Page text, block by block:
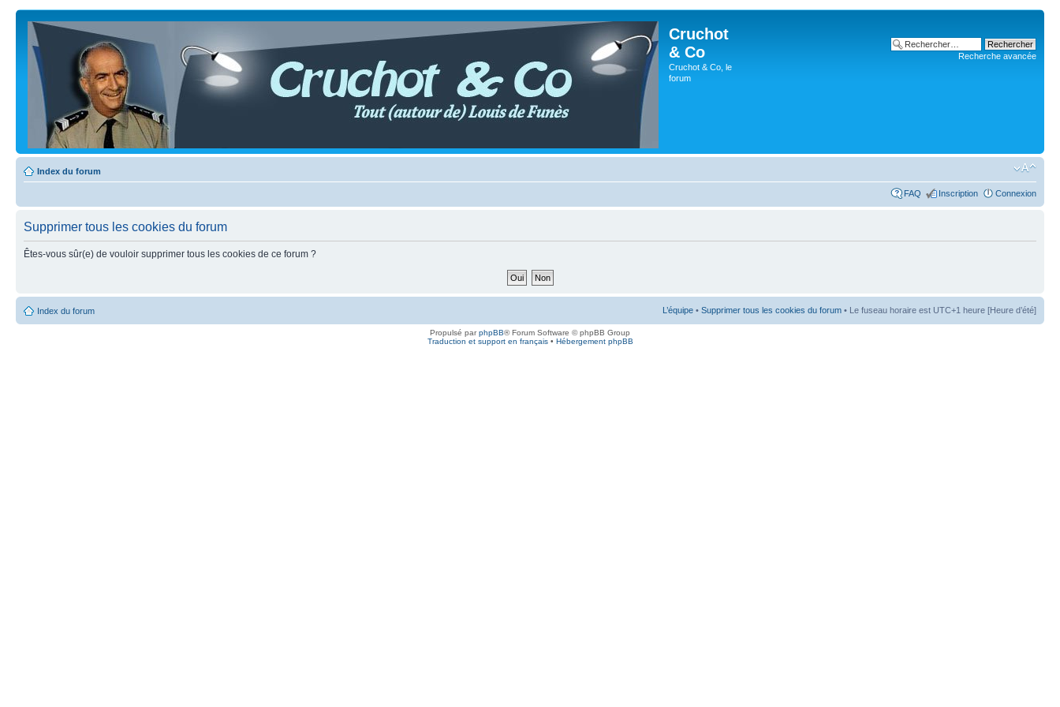
Cruchot
& Co
Cruchot & Co, le
forum
Recherche avancée
Index du forum
FAQ Inscription Connexion
Supprimer tous les cookies du forum
Êtes-vous sûr(e) de vouloir supprimer tous les cookies de ce forum ?
Index du forum L’équipe • Supprimer tous les cookies du forum • Le fuseau horaire est UTC+1 heure [Heure d’été]
Propulsé parphpBB® Forum Software © phpBB Group
Traduction et support en français• Hébergement phpBB